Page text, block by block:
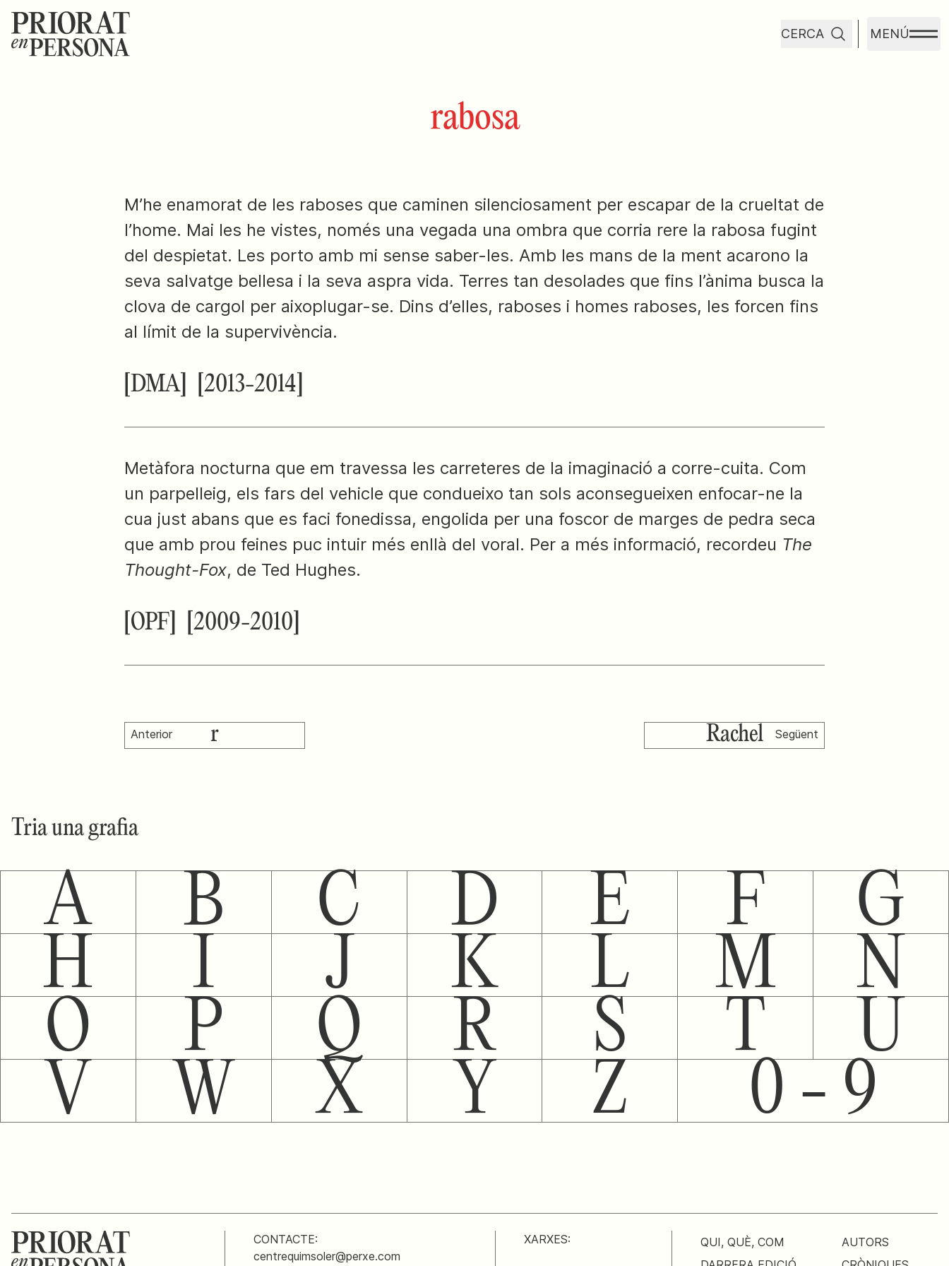
CERCA MENÚ
rabosa
M’he enamorat de les raboses que caminen silenciosament per escapar de la crueltat de
l’home. Mai les he vistes, només una vegada una ombra que corria rere la rabosa fugint
del despietat. Les porto amb mi sense saber-les. Amb les mans de la ment acarono la
seva salvatge bellesa i la seva aspra vida. Terres tan desolades que fins l’ànima busca la
clova de cargol per aixoplugar-se. Dins d’elles, raboses i homes raboses, les forcen fins
al límit de la supervivència.
[DMA] [2013-2014]
Metàfora nocturna que em travessa les carreteres de la imaginació a corre-cuita. Com
un parpelleig, els fars del vehicle que condueixo tan sols aconsegueixen enfocar-ne la
cua just abans que es faci fonedissa, engolida per una foscor de marges de pedra seca
que amb prou feines puc intuir més enllà del voral. Per a més informació, recordeu The
Thought-Fox, de Ted Hughes.
[OPF] [2009-2010]
Anterior r Següent
Rachel
Tria una grafia
A B C D E F G
H I J K L M N
O P Q R S T U
V W X Y Z 0 - 9
CONTACTE:
centrequimsoler@perxe.com
XARXES:
QUI, QUÈ, COM
AUTORS